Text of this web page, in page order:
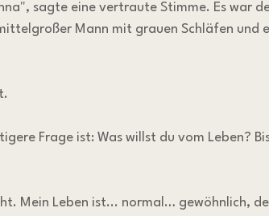
sagte eine vertraute Stimme. Es war
Mann mit grauen Schläfen und
Frage ist: Was willst du vom Leben?
Mein Leben ist... normal… gewöhnlich,